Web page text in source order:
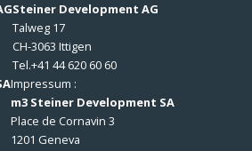
Steiner Development AG
Talweg 17
CH-3063 Ittigen
Tel.+41 44 620 60 60
Impressum :
m3 Steiner Development SA
Place de Cornavin 3
1201 Geneva